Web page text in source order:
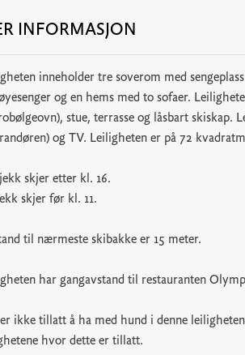
INFORMASJON
inneholder tre soverom med
og en hems med to sofaer.
stue, terrasse og låsbart
og TV. Leiligheten er på 72
skjer etter kl. 16.
skjer før kl. 11.
til nærmeste skibakke er 15 meter.
har gangavstand til restauranten
ikke tillatt å ha med hund i denne
hvor dette er tillatt.